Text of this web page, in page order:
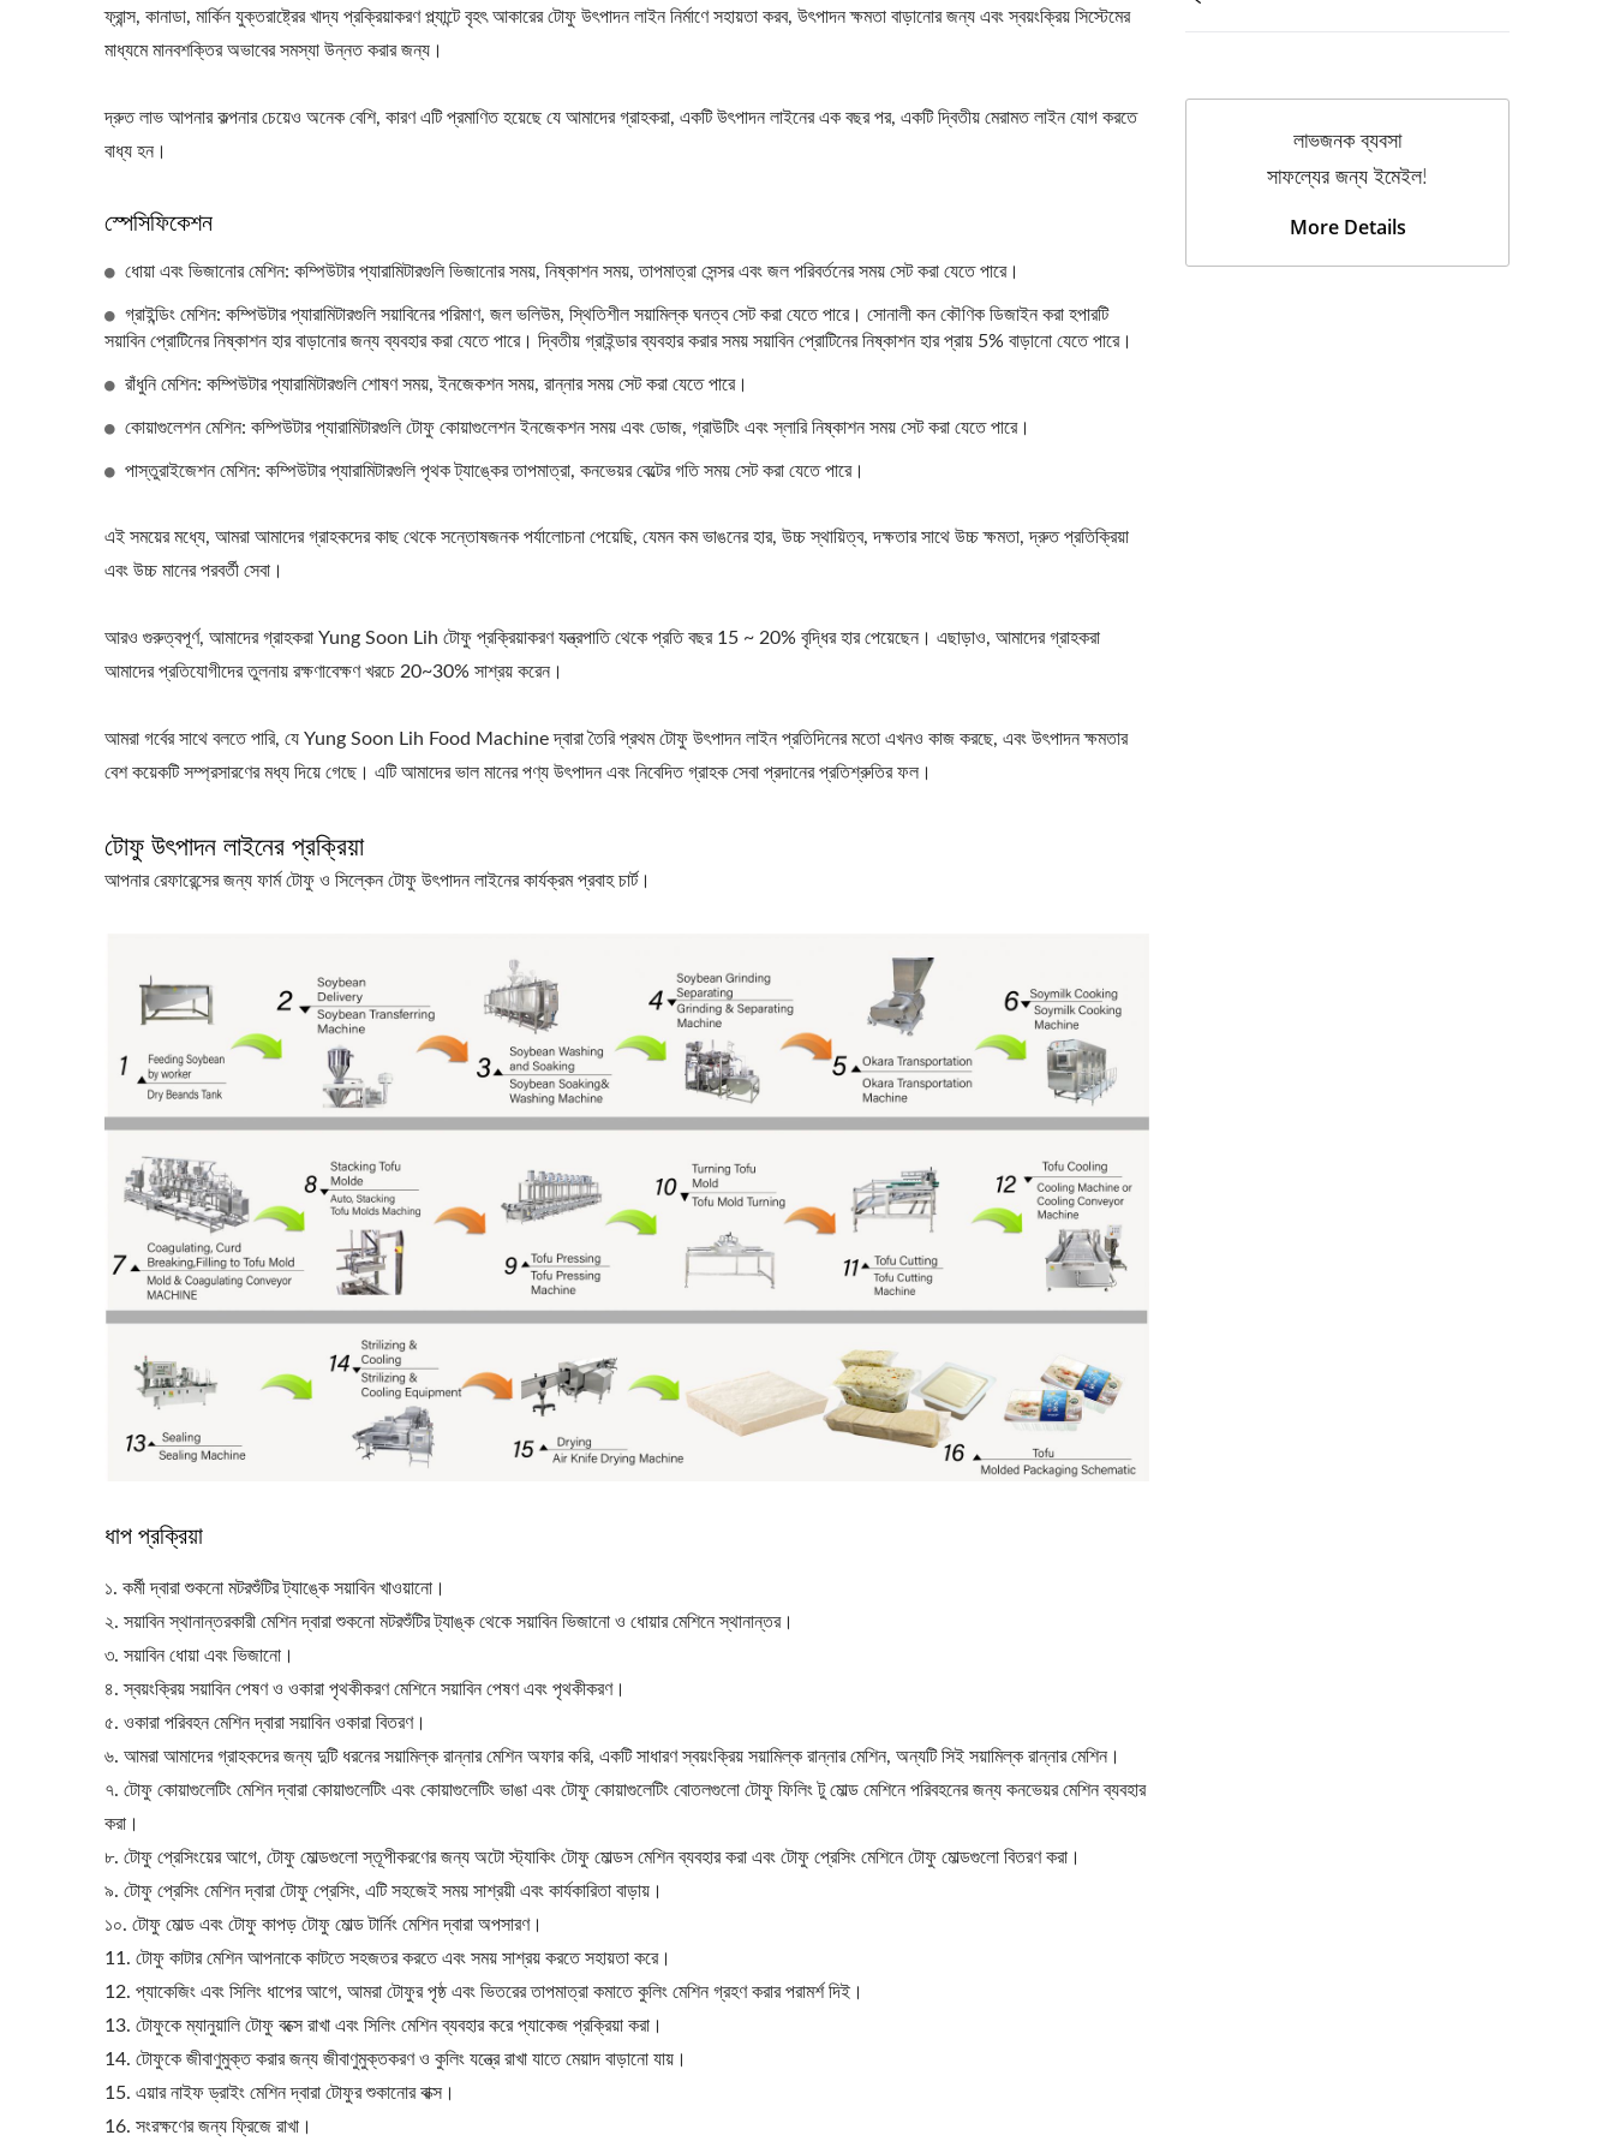
ফ্রান্স, কানাডা, মার্কিন যুক্তরাষ্ট্রের খাদ্য প্রক্রিয়াকরণ প্ল্যান্টে বৃহৎ আকারের টোফু উৎপাদন লাইন নির্মাণে সহায়তা করব, উৎপাদন ক্ষমতা বাড়ানোর জন্য এবং স্বয়ংক্রিয় সিস্টেমের
মাধ্যমে মানবশক্তির অভাবের সমস্যা উন্নত করার জন্য।
দ্রুত লাভ আপনার কল্পনার চেয়েও অনেক বেশি, কারণ এটি প্রমাণিত হয়েছে যে আমাদের গ্রাহকরা, একটি উৎপাদন লাইনের এক বছর পর, একটি দ্বিতীয় মেরামত লাইন যোগ করতে
বাধ্য হন।
স্পেসিফিকেশন
ধোয়া এবং ভিজানোর মেশিন: কম্পিউটার প্যারামিটারগুলি ভিজানোর সময়, নিষ্কাশন সময়, তাপমাত্রা সেন্সর এবং জল পরিবর্তনের সময় সেট করা যেতে পারে।
গ্রাইন্ডিং মেশিন: কম্পিউটার প্যারামিটারগুলি সয়াবিনের পরিমাণ, জল ভলিউম, স্থিতিশীল সয়ামিল্ক ঘনত্ব সেট করা যেতে পারে। সোনালী কন কৌণিক ডিজাইন করা হপারটি
সয়াবিন প্রোটিনের নিষ্কাশন হার বাড়ানোর জন্য ব্যবহার করা যেতে পারে। দ্বিতীয় গ্রাইন্ডার ব্যবহার করার সময় সয়াবিন প্রোটিনের নিষ্কাশন হার প্রায় 5% বাড়ানো যেতে পারে।
রাঁধুনি মেশিন: কম্পিউটার প্যারামিটারগুলি শোষণ সময়, ইনজেকশন সময়, রান্নার সময় সেট করা যেতে পারে।
কোয়াগুলেশন মেশিন: কম্পিউটার প্যারামিটারগুলি টোফু কোয়াগুলেশন ইনজেকশন সময় এবং ডোজ, গ্রাউটিং এবং স্লারি নিষ্কাশন সময় সেট করা যেতে পারে।
পাস্তুরাইজেশন মেশিন: কম্পিউটার প্যারামিটারগুলি পৃথক ট্যাঙ্কের তাপমাত্রা, কনভেয়র বেল্টের গতি সময় সেট করা যেতে পারে।
এই সময়ের মধ্যে, আমরা আমাদের গ্রাহকদের কাছ থেকে সন্তোষজনক পর্যালোচনা পেয়েছি, যেমন কম ভাঙনের হার, উচ্চ স্থায়িত্ব, দক্ষতার সাথে উচ্চ ক্ষমতা, দ্রুত প্রতিক্রিয়া
এবং উচ্চ মানের পরবর্তী সেবা।
আরও গুরুত্বপূর্ণ, আমাদের গ্রাহকরা Yung Soon Lih টোফু প্রক্রিয়াকরণ যন্ত্রপাতি থেকে প্রতি বছর 15 ~ 20% বৃদ্ধির হার পেয়েছেন। এছাড়াও, আমাদের গ্রাহকরা
আমাদের প্রতিযোগীদের তুলনায় রক্ষণাবেক্ষণ খরচে 20~30% সাশ্রয় করেন।
আমরা গর্বের সাথে বলতে পারি, যে Yung Soon Lih Food Machine দ্বারা তৈরি প্রথম টোফু উৎপাদন লাইন প্রতিদিনের মতো এখনও কাজ করছে, এবং উৎপাদন ক্ষমতার
বেশ কয়েকটি সম্প্রসারণের মধ্য দিয়ে গেছে। এটি আমাদের ভাল মানের পণ্য উৎপাদন এবং নিবেদিত গ্রাহক সেবা প্রদানের প্রতিশ্রুতির ফল।
টোফু উৎপাদন লাইনের প্রক্রিয়া
আপনার রেফারেন্সের জন্য ফার্ম টোফু ও সিল্কেন টোফু উৎপাদন লাইনের কার্যক্রম প্রবাহ চার্ট।
ধাপ প্রক্রিয়া
১. কর্মী দ্বারা শুকনো মটরশুঁটির ট্যাঙ্কে সয়াবিন খাওয়ানো।
২. সয়াবিন স্থানান্তরকারী মেশিন দ্বারা শুকনো মটরশুঁটির ট্যাঙ্ক থেকে সয়াবিন ভিজানো ও ধোয়ার মেশিনে স্থানান্তর।
৩. সয়াবিন ধোয়া এবং ভিজানো।
৪. স্বয়ংক্রিয় সয়াবিন পেষণ ও ওকারা পৃথকীকরণ মেশিনে সয়াবিন পেষণ এবং পৃথকীকরণ।
৫. ওকারা পরিবহন মেশিন দ্বারা সয়াবিন ওকারা বিতরণ।
৬. আমরা আমাদের গ্রাহকদের জন্য দুটি ধরনের সয়ামিল্ক রান্নার মেশিন অফার করি, একটি সাধারণ স্বয়ংক্রিয় সয়ামিল্ক রান্নার মেশিন, অন্যটি সিই সয়ামিল্ক রান্নার মেশিন।
৭. টোফু কোয়াগুলেটিং মেশিন দ্বারা কোয়াগুলেটিং এবং কোয়াগুলেটিং ভাঙা এবং টোফু কোয়াগুলেটিং বোতলগুলো টোফু ফিলিং টু মোল্ড মেশিনে পরিবহনের জন্য কনভেয়র মেশিন ব্যবহার
করা।
৮. টোফু প্রেসিংয়ের আগে, টোফু মোল্ডগুলো স্তূপীকরণের জন্য অটো স্ট্যাকিং টোফু মোল্ডস মেশিন ব্যবহার করা এবং টোফু প্রেসিং মেশিনে টোফু মোল্ডগুলো বিতরণ করা।
৯. টোফু প্রেসিং মেশিন দ্বারা টোফু প্রেসিং, এটি সহজেই সময় সাশ্রয়ী এবং কার্যকারিতা বাড়ায়।
১০. টোফু মোল্ড এবং টোফু কাপড় টোফু মোল্ড টার্নিং মেশিন দ্বারা অপসারণ।
11. টোফু কাটার মেশিন আপনাকে কাটতে সহজতর করতে এবং সময় সাশ্রয় করতে সহায়তা করে।
12. প্যাকেজিং এবং সিলিং ধাপের আগে, আমরা টোফুর পৃষ্ঠ এবং ভিতরের তাপমাত্রা কমাতে কুলিং মেশিন গ্রহণ করার পরামর্শ দিই।
13. টোফুকে ম্যানুয়ালি টোফু বক্সে রাখা এবং সিলিং মেশিন ব্যবহার করে প্যাকেজ প্রক্রিয়া করা।
14. টোফুকে জীবাণুমুক্ত করার জন্য জীবাণুমুক্তকরণ ও কুলিং যন্ত্রে রাখা যাতে মেয়াদ বাড়ানো যায়।
15. এয়ার নাইফ ড্রাইং মেশিন দ্বারা টোফুর শুকানোর বাক্স।
16. সংরক্ষণের জন্য ফ্রিজে রাখা।
লাভজনক ব্যবসা
সাফল্যের জন্য ইমেইল!
More Details